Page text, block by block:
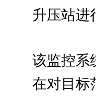
升压站进
该监控系
在对目标